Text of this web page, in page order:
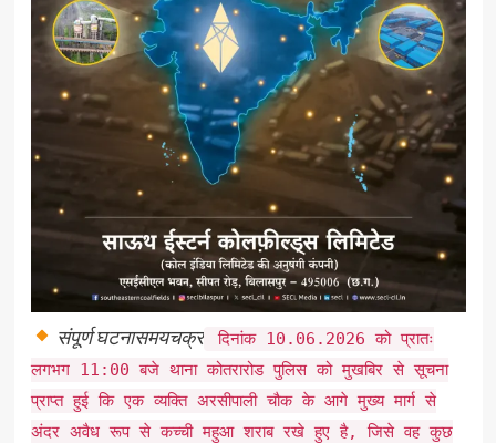
संपूर्ण घटनासमयचक्र
दिनांक 10.06.2026 को प्रातः
लगभग 11:00 बजे थाना कोतरारोड पुलिस को मुखबिर से सूचना
प्राप्त हुई कि एक व्यक्ति अरसीपाली चौक के आगे मुख्य मार्ग से
अंदर अवैध रूप से कच्ची महुआ शराब रखे हुए है, जिसे वह कुछ